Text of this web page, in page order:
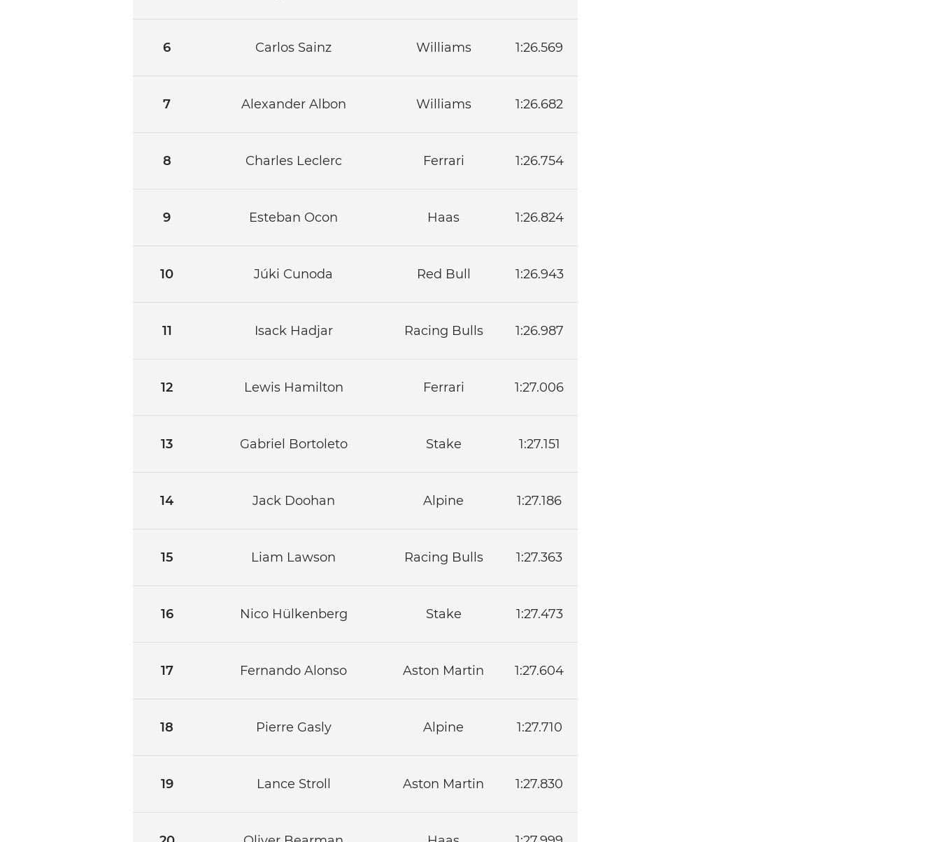
6 Carlos Sainz Williams 1:26.569
7 Alexander Albon Williams 1:26.682
8 Charles Leclerc Ferrari 1:26.754
9 Esteban Ocon Haas 1:26.824
10 Júki Cunoda Red Bull 1:26.943
11 Isack Hadjar Racing Bulls 1:26.987
12 Lewis Hamilton Ferrari 1:27.006
13 Gabriel Bortoleto Stake 1:27.151
14 Jack Doohan Alpine 1:27.186
15 Liam Lawson Racing Bulls 1:27.363
16 Nico Hülkenberg Stake 1:27.473
17 Fernando Alonso Aston Martin 1:27.604
18 Pierre Gasly Alpine 1:27.710
19 Lance Stroll Aston Martin 1:27.830